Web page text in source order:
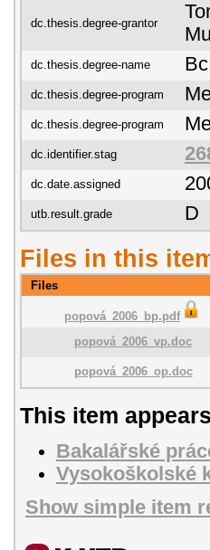
dc.thesis.degree-grantor
dc.thesis.degree-name
dc.thesis.degree-program
dc.thesis.degree-program
dc.identifier.stag
dc.date.assigned
utb.result.grade D
Files in this
Files
popová_2006_bp.pdf
popová_2006_vp.doc
popová_2006_op.doc
This item
Bakalářské
Vysokoškolské
Show simple item